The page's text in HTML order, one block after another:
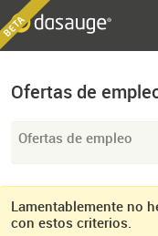
Ofertas de
Ofertas de empleo
Lamentablemente no
con estos criterios.